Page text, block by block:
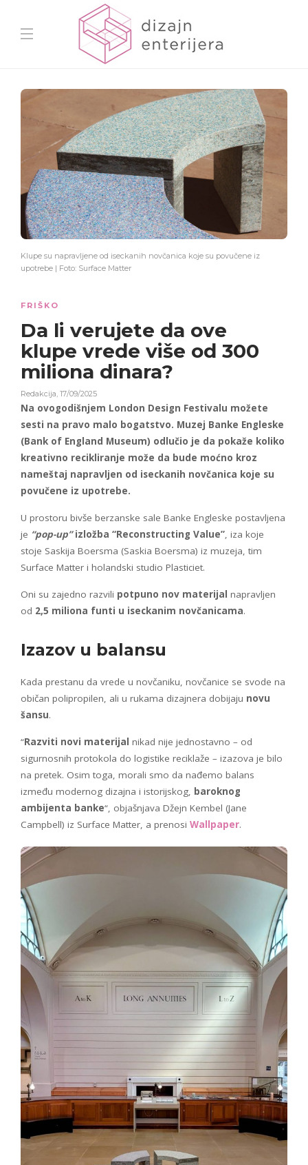
Klupe su napravljene od iseckanih novčanica koje su povučene iz
upotrebe | Foto: Surface Matter
FRIŠKO
Da li verujete da ove
klupe vrede više od 300
miliona dinara?
Redakcija, 17/09/2025
Na ovogodišnjem London Design Festivalu možete
sesti na pravo malo bogatstvo. Muzej Banke Engleske
(Bank of England Museum) odlučio je da pokaže koliko
kreativno recikliranje može da bude moćno kroz
nameštaj napravljen od iseckanih novčanica koje su
povučene iz upotrebe.
U prostoru bivše berzanske sale Banke Engleske postavljena
je “pop-up”izložba “Reconstructing Value”, iza koje
stoje Saskija Boersma (Saskia Boersma) iz muzeja, tim
Surface Matter i holandski studio Plasticiet.
Oni su zajedno razvili potpuno nov materijal napravljen
od 2,5 miliona funti u iseckanim novčanicama.
Izazov u balansu
Kada prestanu da vrede u novčaniku, novčanice se svode na
običan polipropilen, ali u rukama dizajnera dobijaju novu
šansu.
“Razviti novi materijal nikad nije jednostavno – od
sigurnosnih protokola do logistike reciklaže – izazova je bilo
na pretek. Osim toga, morali smo da nađemo balans
između modernog dizajna i istorijskog, baroknog
ambijenta banke“, objašnjava Džejn Kembel (Jane
Campbell) iz Surface Matter, a prenosi Wallpaper.